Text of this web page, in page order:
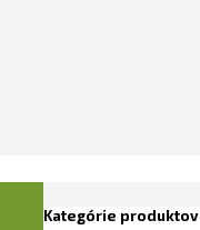
Kategórie produktov